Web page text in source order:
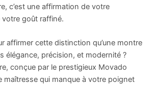
c’est une affirmation de votre
goût raffiné.
affirmer cette distinction qu’une montre
élégance, précision, et modernité ?
conçue par le prestigieux Movado
maîtresse qui manque à votre poignet